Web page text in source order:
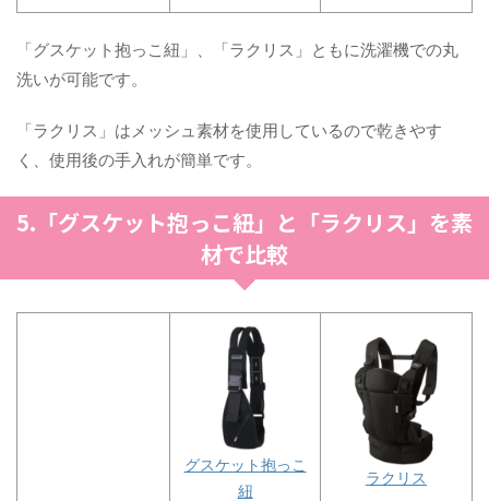
「グスケット抱っこ紐」、「ラクリス」ともに洗濯機での丸
洗いが可能です。
「ラクリス」はメッシュ素材を使用しているので乾きやす
く、使用後の手入れが簡単です。
5.「グスケット抱っこ紐」と「ラクリス」を素
材で比較
グスケット抱っこ
紐
ラクリス